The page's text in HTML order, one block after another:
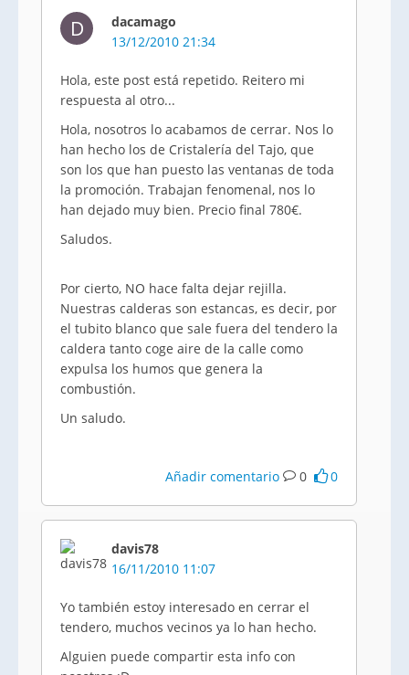
D
dacamago
13/12/2010 21:34
Hola, este post está repetido. Reitero mi
respuesta al otro...
Hola, nosotros lo acabamos de cerrar. Nos lo
han hecho los de Cristalería del Tajo, que
son los que han puesto las ventanas de toda
la promoción. Trabajan fenomenal, nos lo
han dejado muy bien. Precio final 780€.
Saludos.
Por cierto, NO hace falta dejar rejilla.
Nuestras calderas son estancas, es decir, por
el tubito blanco que sale fuera del tendero la
caldera tanto coge aire de la calle como
expulsa los humos que genera la
combustión.
Un saludo.
Añadir comentario 0 0
davis78
16/11/2010 11:07
Yo también estoy interesado en cerrar el
tendero, muchos vecinos ya lo han hecho.
Alguien puede compartir esta info con